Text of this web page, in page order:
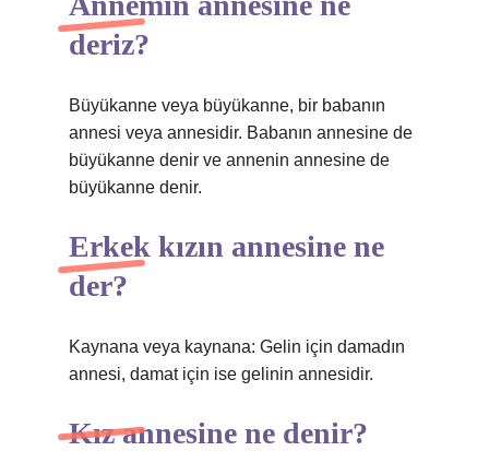
deriz?
Büyükanne veya büyükanne, bir babanın
annesi veya annesidir. Babanın annesine de
büyükanne denir ve annenin annesine de
büyükanne denir.
Erkek kızın annesine ne
der?
Kaynana veya kaynana: Gelin için damadın
annesi, damat için ise gelinin annesidir.
Kız annesine ne denir?